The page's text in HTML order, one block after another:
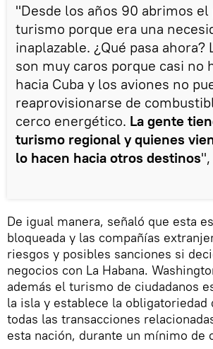
"Desde los años 90 abrimos el
turismo porque era una
inaplazable. ¿Qué pasa ahora?
son muy caros porque casi no
hacia Cuba y los aviones no
reaprovisionarse de
cerco energético. La gente
turismo regional y quienes
lo hacen hacia otros destinos
De igual manera, señaló que esta
bloqueada y las compañías
riesgos y posibles sanciones si
negocios con La Habana.
además el turismo de ciudadanos
la isla y establece la
todas las transacciones
esta nación, durante un mínimo de